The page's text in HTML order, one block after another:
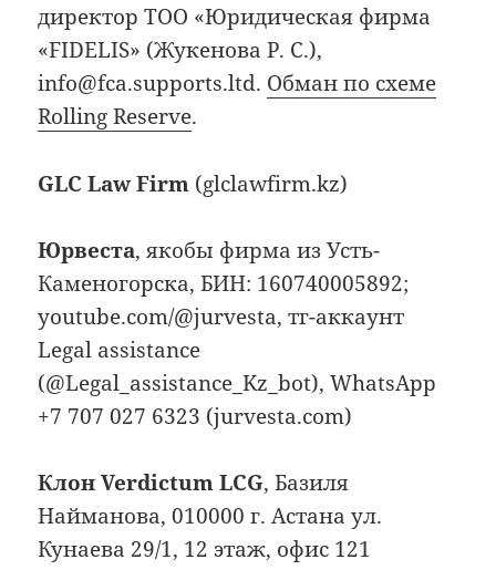
директор ТОО «Юридическая фирма
«FIDELIS» (Жукенова Р. С.),
info@fca.supports.ltd. Обман по схеме
Rolling Reserve.
GLC Law Firm (glclawfirm.kz)
Юрвеста, якобы фирма из Усть-
Каменогорска, БИН: 160740005892;
youtube.com/@jurvesta, тг-аккаунт
Legal assistance
(@Legal_assistance_Kz_bot), WhatsApp
+7 707 027 6323 (jurvesta.com)
Клон Verdictum LCG, Базиля
Найманова, 010000 г. Астана ул.
Кунаева 29/1, 12 этаж, офис 121